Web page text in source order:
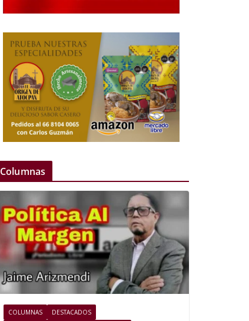
Columnas
COLUMNAS
DESTACADOS